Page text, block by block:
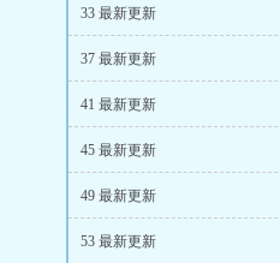
33 最新更新
37 最新更新
41 最新更新
45 最新更新
49 最新更新
53 最新更新